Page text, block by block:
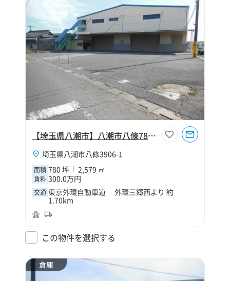
【埼玉県八潮市】八潮市八條780坪倉庫
埼玉県八潮市八條3906-1
面積 780 坪 2,579 ㎡
賃料 300.0万円
交通 東京外環自動車道 外環三郷西より 約
1.70km
この物件を選択する
倉庫